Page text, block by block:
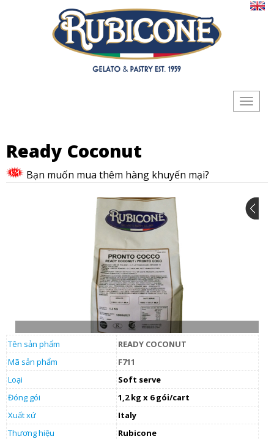
Toggle
Ready Coconut
Bạn muốn mua thêm hàng khuyến mại?
Tên sản phẩm
READY COCONUT
Mã sản phẩm
F711
Loại
Soft serve
Đóng gói
1,2 kg x 6 gói/cart
Xuất xứ
Italy
Thương hiệu
Rubicone